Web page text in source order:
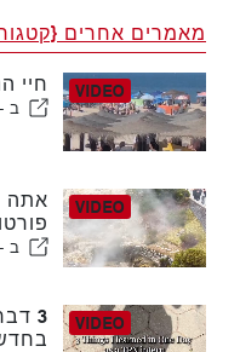
מאמרים אחרים
חיי
ב
אתה
ב
3